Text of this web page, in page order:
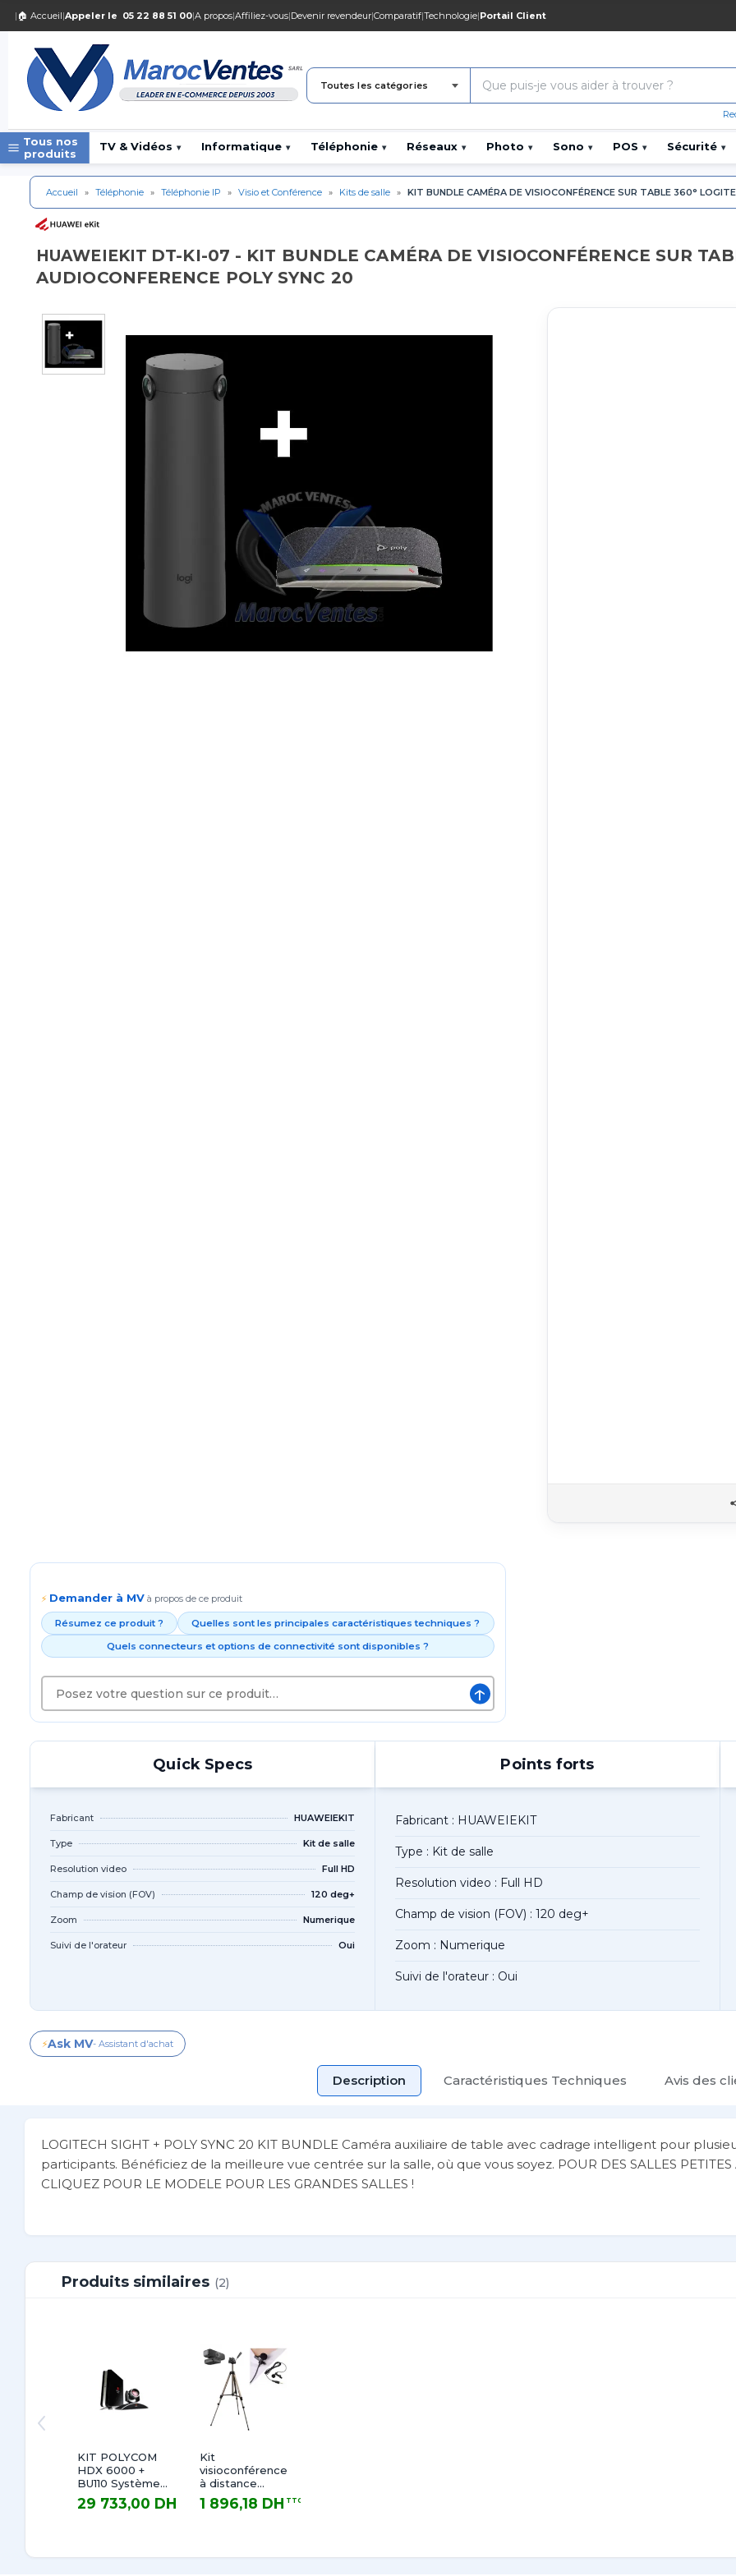
| 🏠 Accueil|Appeler le 05 22 88 51 00|A propos|Affiliez-vous|Devenir revendeur|Comparatif|Technologie|Portail Client
Toutes les catégories
Tous nos
produits
TV & Vidéos ▾ Informatique ▾ Téléphonie ▾ Réseaux ▾ Photo ▾ Sono ▾ POS ▾ Sécurité ▾
Accueil » Téléphonie » Téléphonie IP » Visio et Conférence » Kits de salle » KIT BUNDLE CAMÉRA DE VISIOCONFÉRENCE SUR TABLE 360°
HUAWEIEKIT DT-KI-07 - KIT BUNDLE CAMÉRA DE VISIOCONFÉRENCE SUR
AUDIOCONFERENCE POLY SYNC 20
⚡ Demander à MV à propos de ce produit
Résumez ce produit ?
Quelles sont les principales caractéristiques techniques ?
Quels connecteurs et options de connectivité sont disponibles ?
↑
Quick Specs
Fabricant HUAWEIEKIT
Type Kit de salle
Resolution video Full HD
Champ de vision (FOV) 120 deg+
Zoom Numerique
Suivi de l'orateur Oui
Points forts
Fabricant : HUAWEIEKIT
Type : Kit de salle
Resolution video : Full HD
Champ de vision (FOV) : 120 deg+
Zoom : Numerique
Suivi de l'orateur : Oui
⚡Ask MV- Assistant d'achat
Description Caractéristiques Techniques Avis des
LOGITECH SIGHT + POLY SYNC 20 KIT BUNDLE Caméra auxiliaire de table avec cadrage intelligent pour
participants. Bénéficiez de la meilleure vue centrée sur la salle, où que vous soyez. POUR DES SALLES PETITES
CLIQUEZ POUR LE MODELE POUR LES GRANDES SALLES !
Produits similaires (2)
KIT POLYCOM
HDX 6000 +
BU110 Système
de
visioconférence
29 733,00 DH
Kit
visioconférence
à distance
économique
Digital
1 896,18 DH TTC